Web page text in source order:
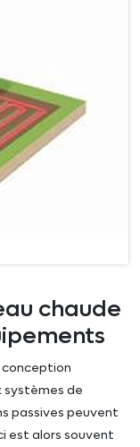
chaude
de
passives peuvent
est alors souvent